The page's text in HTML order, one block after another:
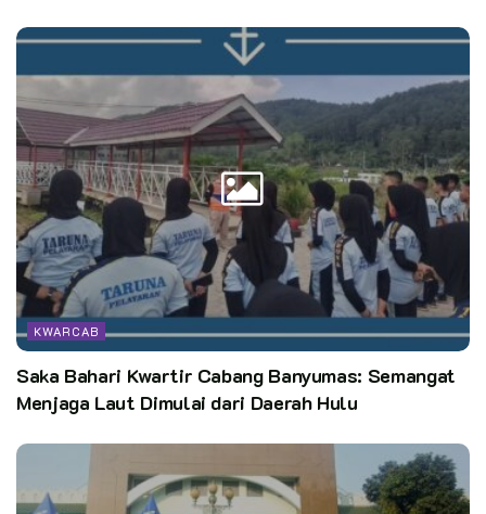
KWARCAB
Saka Bahari Kwartir Cabang Banyumas: Semangat
Menjaga Laut Dimulai dari Daerah Hulu